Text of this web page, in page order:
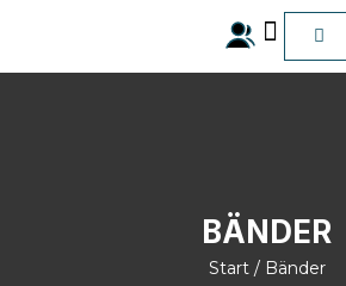
BÄNDER
Start/ Bänder